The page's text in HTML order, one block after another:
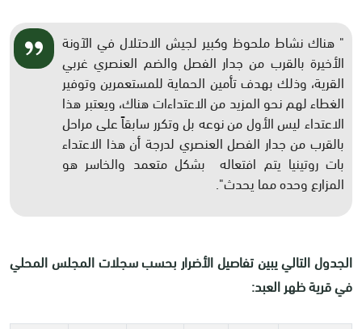
" هناك نشاط ملحوظ وكبير لجيش الاحتلال في الآونة
الأخيرة بالقرب من جدار الفصل والضم العنصري غربي
القرية، وذلك بهدف تأمين الحماية للمستعمرين وتوفير
الغطاء لهم نحو المزيد من الاعتداءات هناك، ويعتبر هذا
الاعتداء ليس الأول من نوعه بل وتكرر سابقاً على مراحل
بالقرب من جدار الفصل العنصري لدرجة أن هذا الاعتداء
بات روتينيا يتم افتعاله بشكل متعمد والخاسر هو
المزارع وحده مما يحدث".
الجدول التالي يبين تفاصيل الأضرار بحسب سجلات المجلس المحلي
في قرية ظهر العبد: